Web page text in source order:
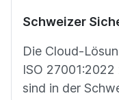
Schweizer
Die Cloud-
ISO
sind in der